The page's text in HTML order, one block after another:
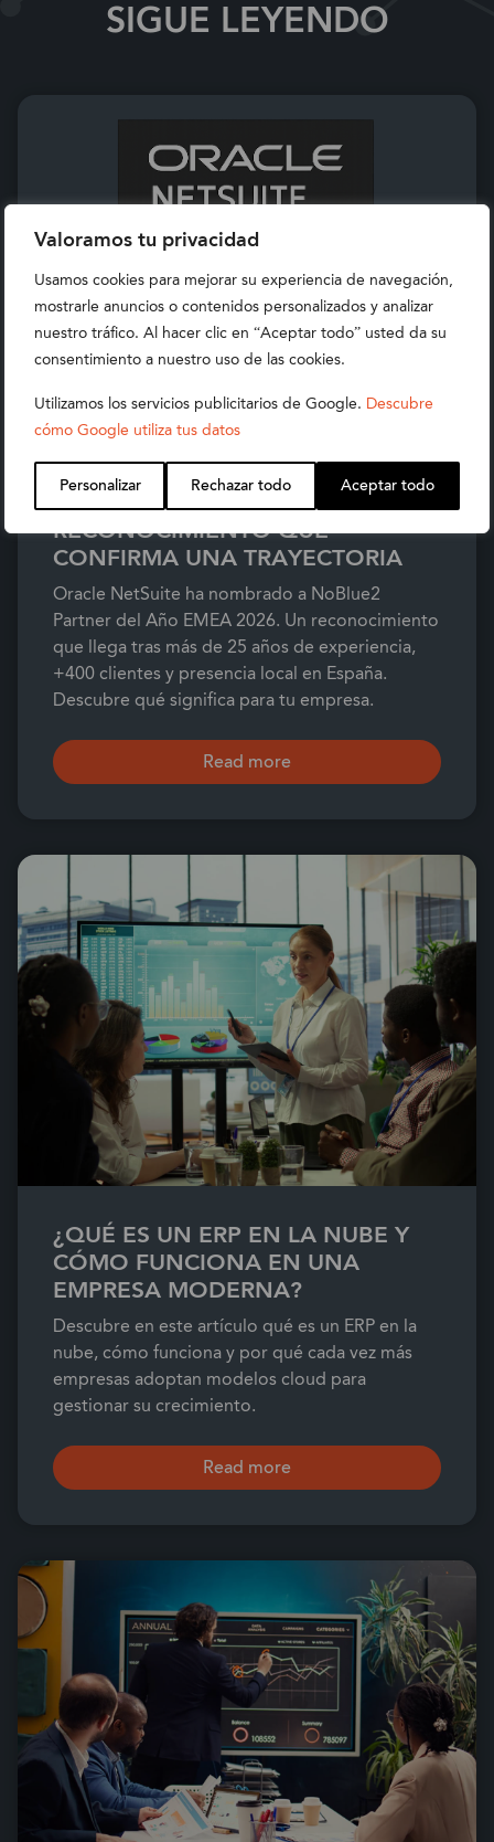
Valoramos tu privacidad
Usamos cookies para mejorar su experiencia de navegación,
mostrarle anuncios o contenidos personalizados y analizar
nuestro tráfico. Al hacer clic en “Aceptar todo” usted da su
consentimiento a nuestro uso de las cookies.
Utilizamos los servicios publicitarios de Google. Descubre
cómo Google utiliza tus datos
Personalizar Rechazar todo Aceptar todo
SIGUE LEYENDO
NOBLUE2, PARTNER NETSUITE
EMEA DEL AÑO 2026: EL
RECONOCIMIENTO QUE
CONFIRMA UNA TRAYECTORIA
Oracle NetSuite ha nombrado a NoBlue2
Partner del Año EMEA 2026. Un reconocimiento
que llega tras más de 25 años de experiencia,
+400 clientes y presencia local en España.
Descubre qué significa para tu empresa.
Read more
¿QUÉ ES UN ERP EN LA NUBE Y
CÓMO FUNCIONA EN UNA
EMPRESA MODERNA?
Descubre en este artículo qué es un ERP en la
nube, cómo funciona y por qué cada vez más
empresas adoptan modelos cloud para
gestionar su crecimiento.
Read more